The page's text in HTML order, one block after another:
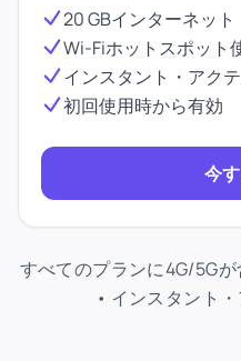
20 GBインターネット
Wi-Fiホットスポット
インスタント・アク
初回使用時から有効
今
すべてのプランに4G/5G
• インスタント